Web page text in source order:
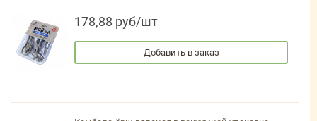
178,88 руб/шт
Добавить в заказ